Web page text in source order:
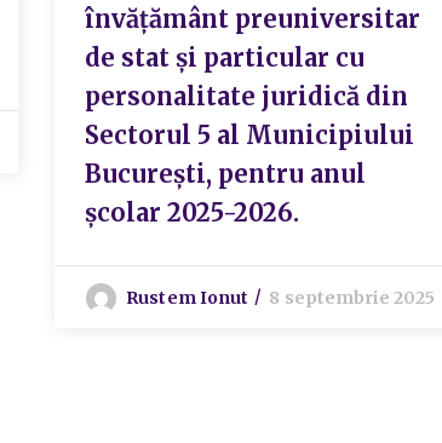
învăţământ preuniversitar
de stat şi particular cu
personalitate juridică din
Sectorul 5 al Municipiului
Bucureşti, pentru anul
şcolar 2025-2026.
Rustem Ionut 8 septembrie 2025